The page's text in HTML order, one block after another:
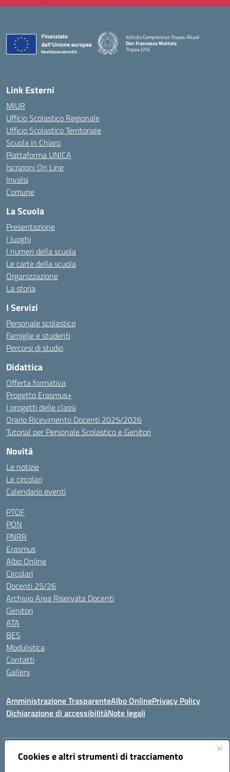
Cookies e altri strumenti di tracciamento
Istituto Comprensivo Tropea-Ricadi
Don Francesco Mottola
Tropea (VV)
— Visita la pagina iniziale della scuola
Link Esterni
MIUR
Ufficio Scolastico Regionale
Ufficio Scolastico Territoriale
Scuola in Chiaro
Piattaforma UNICA
Iscrizioni On Line
Invalsi
Comune
La Scuola
Presentazione
I luoghi
I numeri della scuola
Le carte della scuola
Organizzazione
La storia
I Servizi
Personale scolastico
Famiglie e studenti
Percorsi di studio
Didattica
Offerta formativa
Progetto Erasmus+
I progetti delle classi
Orario Ricevimento Docenti 2025/2026
Tutorial per Personale Scolastico e Genitori
Novità
Le notizie
Le circolari
Calendario eventi
PTOF
PON
PNRR
Erasmus
Albo Online
Circolari
Docenti 25/26
Archivio Area Riservata Docenti
Genitori
ATA
BES
Modulistica
Contatti
Gallery
Amministrazione TrasparenteAlbo OnlinePrivacy Policy
Dichiarazione di accessibilitàNote legali
Indirizzo:Via Coniugi Crigna – Cap. 89861 – Tropea (VV)